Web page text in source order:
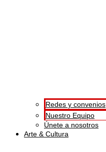
Redes y convenios
Nuestro Equipo
Únete a nosotros
Arte & Cultura